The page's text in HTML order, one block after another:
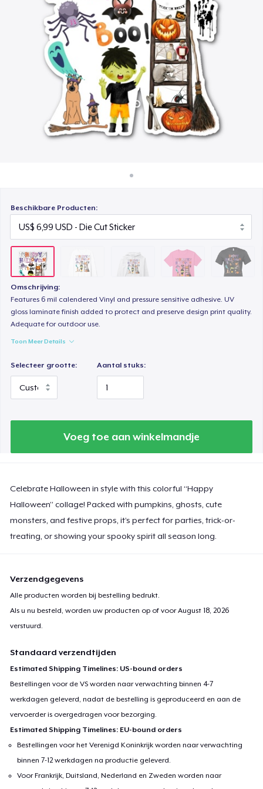
Verkoop overal
Verkoop alles
Beschikbare Producten:
Omschrijving:
Features 6 mil calendered Vinyl and pressure sensitive adhesive. UV
gloss laminate finish added to protect and preserve design print quality.
Adequate for outdoor use.
Toon Meer Details
Selecteer grootte: Aantal stuks:
Voeg toe aan winkelmandje
Celebrate Halloween in style with this colorful “Happy
Halloween” collage! Packed with pumpkins, ghosts, cute
monsters, and festive props, it’s perfect for parties, trick-or-
treating, or showing your spooky spirit all season long.
Verzendgegevens
Alle producten worden bij bestelling bedrukt.
Als u nu besteld, worden uw producten op of voorAugust 18, 2026
verstuurd.
Standaard verzendtijden
Estimated Shipping Timelines: US-bound orders
Bestellingen voor de VS worden naar verwachting binnen 4-7
werkdagen geleverd, nadat de bestelling is geproduceerd en aan de
vervoerder is overgedragen voor bezorging.
Estimated Shipping Timelines: EU-bound orders
Bestellingen voor het Verenigd Koninkrijk worden naar verwachting
binnen 7-12 werkdagen na productie geleverd.
Voor Frankrijk, Duitsland, Nederland en Zweden worden naar
Unisex Classic Pullover Hoodie
US$ 40,99
Classic Crew Neck T-Shirt
US$ 25,99
US$ 27,99
US$ 44,99
Tru transfer Printed Premium Tee
US$ 32,99
US$ 29,99